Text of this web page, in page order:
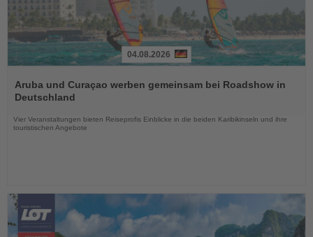
Sie
die
04.08.2026
Aruba und Curaçao werben gemeinsam bei Roadshow in
Deutschland
Vier Veranstaltungen bieten Reiseprofis Einblicke in die beiden Karibikinseln und ihre
touristischen Angebote